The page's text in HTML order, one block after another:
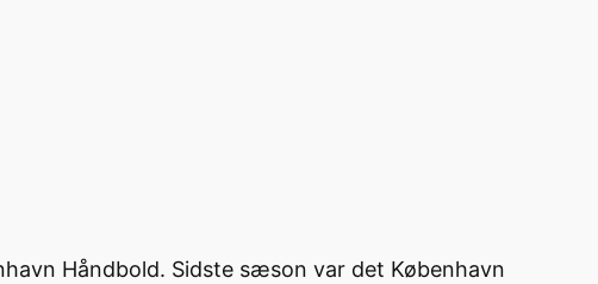
Håndbold. Sidste sæson var det København